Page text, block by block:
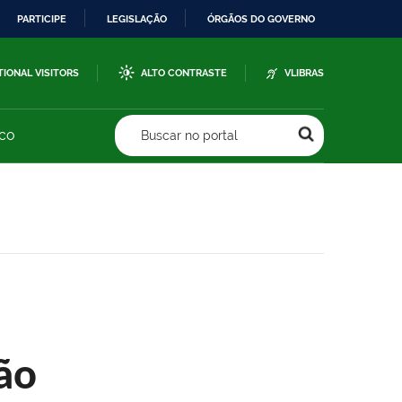
PARTICIPE LEGISLAÇÃO ÓRGÃOS DO GOVERNO
VISITORS ALTO CONTRASTE VLIBRAS
Buscar no portal